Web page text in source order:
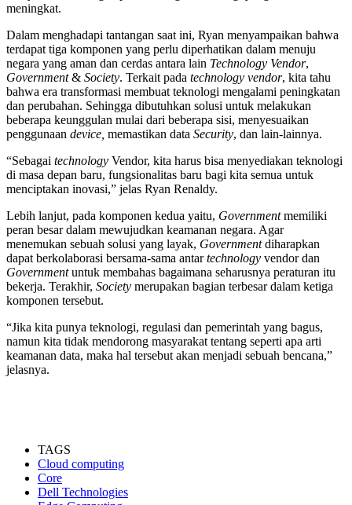
meningkat.
Dalam menghadapi tantangan saat ini, Ryan menyampaikan bahwa
terdapat tiga komponen yang perlu diperhatikan dalam menuju
negara yang aman dan cerdas antara lain Technology Vendor,
Government& Society. Terkait pada technology vendor, kita tahu
bahwa era transformasi membuat teknologi mengalami peningkatan
dan perubahan. Sehingga dibutuhkan solusi untuk melakukan
beberapa keunggulan mulai dari beberapa sisi, menyesuaikan
penggunaan device, memastikan data Security, dan lain-lainnya.
“Sebagai technology Vendor, kita harus bisa menyediakan teknologi
di masa depan baru, fungsionalitas baru bagi kita semua untuk
menciptakan inovasi,” jelas Ryan Renaldy.
Lebih lanjut, pada komponen kedua yaitu, Governmentmemiliki
peran besar dalam mewujudkan keamanan negara. Agar
menemukan sebuah solusi yang layak, Governmentdiharapkan
dapat berkolaborasi bersama-sama antartechnology vendor dan
Governmentuntuk membahas bagaimana seharusnya peraturan itu
bekerja. Terakhir, Society merupakan bagian terbesar dalam ketiga
komponen tersebut.
“Jika kita punya teknologi, regulasi dan pemerintah yang bagus,
namun kita tidak mendorong masyarakat tentang seperti apa arti
keamanan data, maka hal tersebut akan menjadi sebuah bencana,”
jelasnya.
TAGS
Cloud computing
Core
Dell Technologies